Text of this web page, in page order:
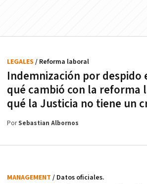
Indemnización por despido
qué cambió con la reforma
qué la Justicia no tiene un
LEGALES / Reforma laboral
PorSebastian Albornos
MANAGEMENT / Datos oficiales.